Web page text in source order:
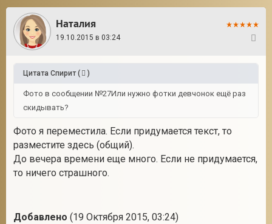
Наталия
19.10.2015 в 03:24
Цитата Спирит( )
Фото в сообщении №27Или нужно фотки девчонок ещё раз
скидывать?
Фото я переместила. Если придумается текст, то
разместите здесь (общий).
До вечера времени еще много. Если не придумается,
то ничего страшного.
Добавлено (19 Октября 2015, 03:24)